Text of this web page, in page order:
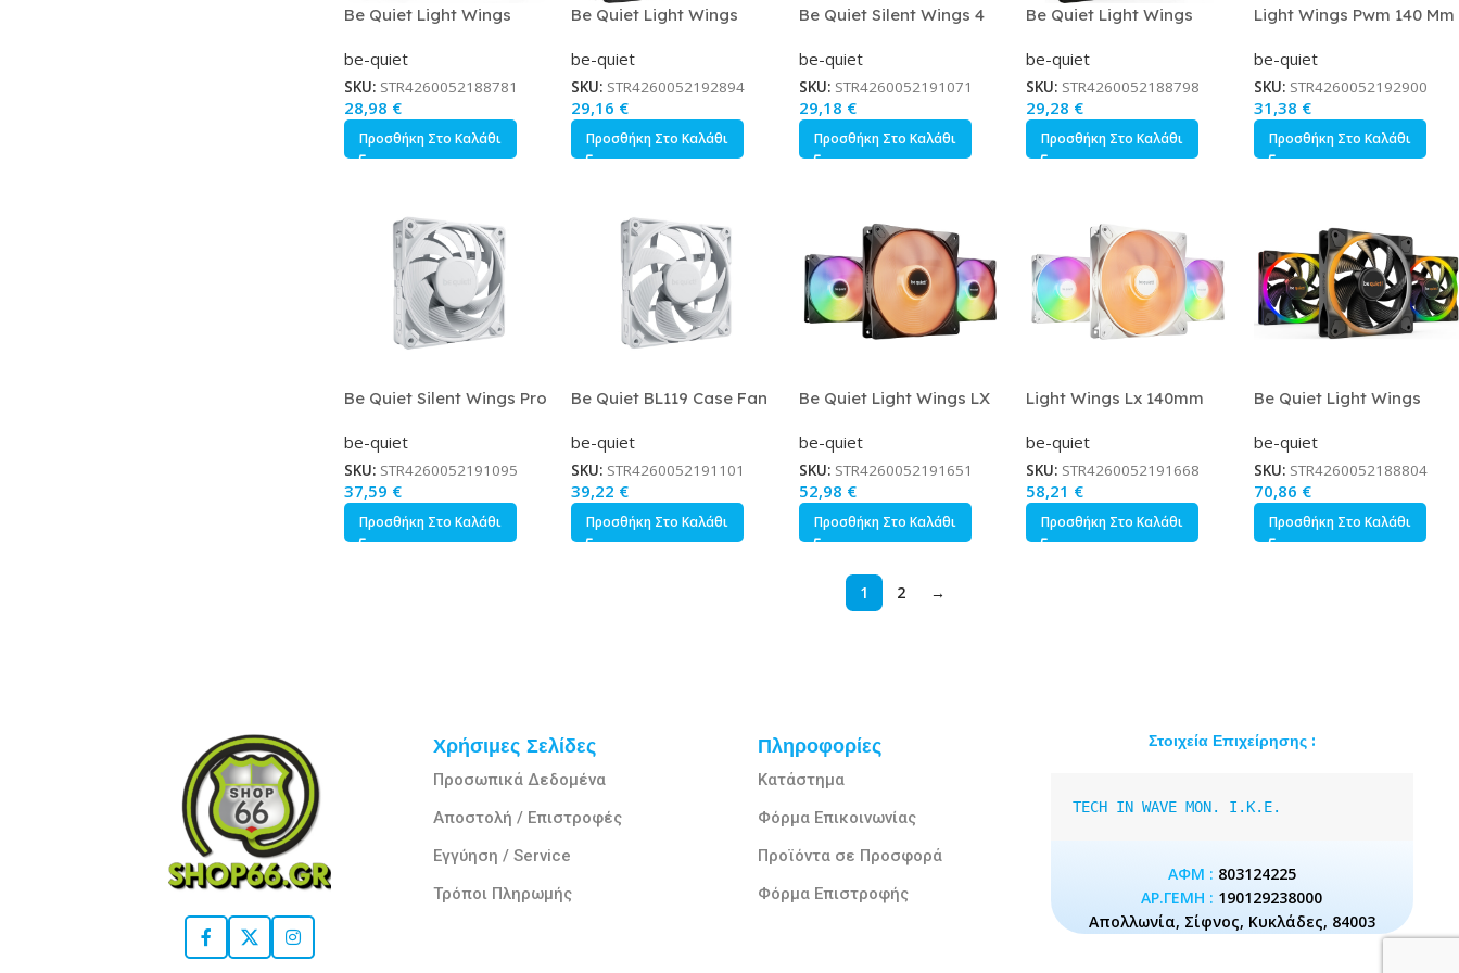
Be Quiet Light Wings
ARGB Φωτισμό και
Σύνδεση 4-Pin PWM
be-quiet
SKU: STR4260052188781
28,98 €
Προσθήκη Στο Καλάθι
Be Quiet Light Wings
140mm με ARGB Φωτισμό
και Σύνδεση 4-Pin PWM
be-quiet
SKU: STR4260052192894
29,16 €
Προσθήκη Στο Καλάθι
Be Quiet Silent Wings 4
Σύνδεση 4-Pin PWM Λευκό
be-quiet
SKU: STR4260052191071
29,18 €
Προσθήκη Στο Καλάθι
Be Quiet Light Wings
140mm με ARGB Φωτισμό
και Σύνδεση 4-Pin PWM
be-quiet
SKU: STR4260052188798
29,28 €
Προσθήκη Στο Καλάθι
Light Wings Pwm 140 Mm
be-quiet
SKU: STR4260052192900
31,38 €
Προσθήκη Στο Καλάθι
Be Quiet Silent Wings Pro
Σύνδεση 4-Pin PWM Λευκό
be-quiet
SKU: STR4260052191095
37,59 €
Προσθήκη Στο Καλάθι
Be Quiet BL119 Case Fan
PWM Λευκό
be-quiet
SKU: STR4260052191101
39,22 €
Προσθήκη Στο Καλάθι
Be Quiet Light Wings LX
ARGB Φωτισμό και
Σύνδεση 3-Pin / 4-Pin
PWM 3τμχ
be-quiet
SKU: STR4260052191651
52,98 €
Προσθήκη Στο Καλάθι
Light Wings Lx 140mm
(weiß, 3er-pack, 140 Mm)
be-quiet
SKU: STR4260052191668
58,21 €
Προσθήκη Στο Καλάθι
Be Quiet Light Wings
ARGB Φωτισμό και
Σύνδεση 4-Pin PWM 3τμχ
be-quiet
SKU: STR4260052188804
70,86 €
Προσθήκη Στο Καλάθι
1 2 →
Χρήσιμες Σελίδες
Προσωπικά Δεδομένα
Αποστολή / Επιστροφές
Εγγύηση / Service
Τρόποι Πληρωμής
Πληροφορίες
Κατάστημα
Φόρμα Επικοινωνίας
Προϊόντα σε Προσφορά
Φόρμα Επιστροφής
Στοιχεία Επιχείρησης :
TECH IN WAVE MON. I.K.E.
ΑΦΜ : 803124225
ΑΡ.ΓΕΜΗ : 190129238000
Απολλωνία, Σίφνος, Κυκλάδες, 84003